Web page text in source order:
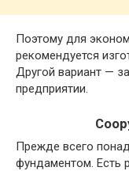
Поэтому для
рекомендуется
Другой вариант —
предприятии.
Прежде всего
фундаментом. Есть